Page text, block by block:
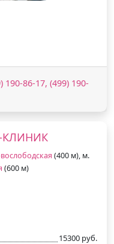
190-86-17, (499) 190-
КЛИНИК
(400 м), м.
(600 м)
15300 руб.